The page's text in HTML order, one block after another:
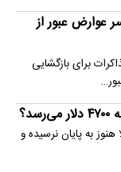
عوارض عبور از
برای بازگشایی
به پایان نرسیده و